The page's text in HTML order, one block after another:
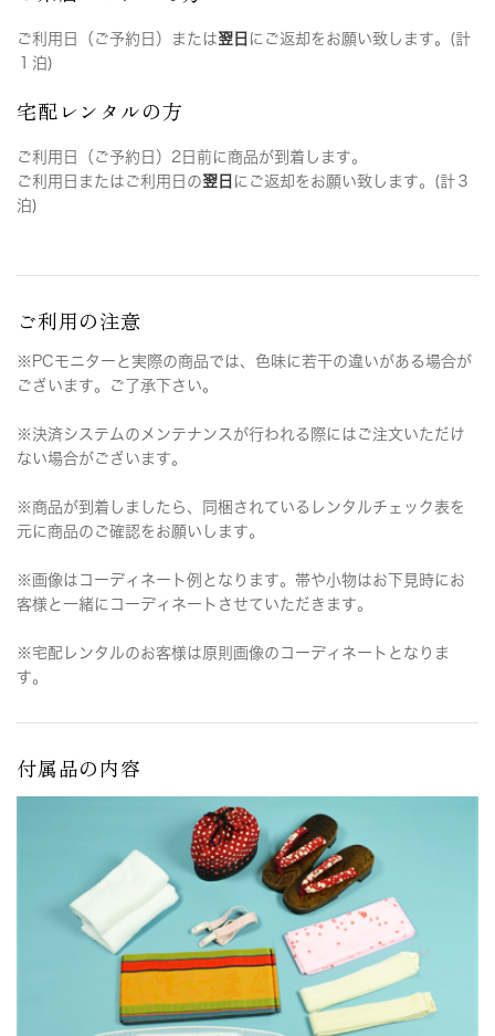
ご利用日（ご予約日）または翌日 にご返却をお願い致します。(計
１泊)
宅配レンタルの方
ご利用日（ご予約日）2日前に商品が到着します。
ご利用日またはご利用日の翌日 にご返却をお願い致します。(計３
泊)
ご利用の注意
※PCモニターと実際の商品では、色味に若干の違いがある場合が
ございます。ご了承下さい。
※決済システムのメンテナンスが行われる際にはご注文いただけ
ない場合がございます。
※商品が到着しましたら、同梱されているレンタルチェック表を
元に商品のご確認をお願いします。
※画像はコーディネート例となります。帯や小物はお下見時にお
客様と一緒にコーディネートさせていただきます。
※宅配レンタルのお客様は原則画像のコーディネートとなりま
す。
付属品の内容